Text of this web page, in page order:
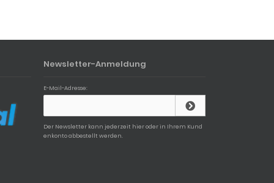
Newsletter-Anmeldung
E-Mail-Adresse:
Der Newsletter kann jederzeit hier oder in Ihrem Kund
enkonto abbestellt werden.